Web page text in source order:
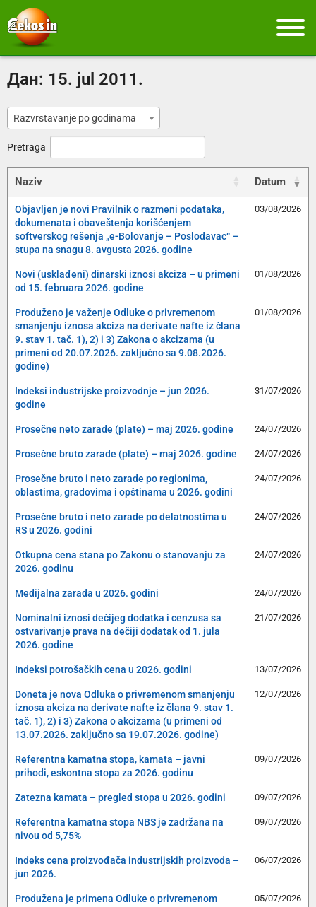
Дан: 15. jul 2011.
Razvrstavanje po godinama
Pretraga
Naziv Datum
Objavljen je novi Pravilnik o razmeni podataka,
dokumenata i obaveštenja korišćenjem
softverskog rešenja „e-Bolovanje – Poslodavac“ –
stupa na snagu 8. avgusta 2026. godine
03/08/2026
Novi (usklađeni) dinarski iznosi akciza – u primeni
od 15. februara 2026. godine
01/08/2026
Produženo je važenje Odluke o privremenom
smanjenju iznosa akciza na derivate nafte iz člana
9. stav 1. tač. 1), 2) i 3) Zakona o akcizama (u
primeni od 20.07.2026. zaključno sa 9.08.2026.
godine)
01/08/2026
Indeksi industrijske proizvodnje – jun 2026.
godine
31/07/2026
Prosečne neto zarade (plate) – maj 2026. godine 24/07/2026
Prosečne bruto zarade (plate) – maj 2026. godine 24/07/2026
Prosečne bruto i neto zarade po regionima,
oblastima, gradovima i opštinama u 2026. godini
24/07/2026
Prosečne bruto i neto zarade po delatnostima u
RS u 2026. godini
24/07/2026
Otkupna cena stana po Zakonu o stanovanju za
2026. godinu
24/07/2026
Medijalna zarada u 2026. godini 24/07/2026
Nominalni iznosi dečijeg dodatka i cenzusa sa
ostvarivanje prava na dečiji dodatak od 1. jula
2026. godine
21/07/2026
Indeksi potrošačkih cena u 2026. godini 13/07/2026
Doneta je nova Odluka o privremenom smanjenju
iznosa akciza na derivate nafte iz člana 9. stav 1.
tač. 1), 2) i 3) Zakona o akcizama (u primeni od
13.07.2026. zaključno sa 19.07.2026. godine)
12/07/2026
Referentna kamatna stopa, kamata – javni
prihodi, eskontna stopa za 2026. godinu
09/07/2026
Zatezna kamata – pregled stopa u 2026. godini 09/07/2026
Referentna kamatna stopa NBS je zadržana na
nivou od 5,75%
09/07/2026
Indeks cena proizvođača industrijskih proizvoda –
jun 2026.
06/07/2026
Produžena je primena Odluke o privremenom
05/07/2026